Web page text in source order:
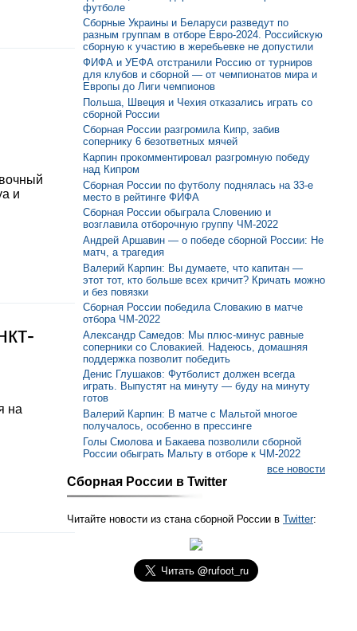
и
на
футболе
Сборные Украины и Беларуси разведут по
разным группам в отборе Евро-2024. Российскую
сборную к участию в жеребьевке не допустили
ФИФА и УЕФА отстранили Россию от турниров
для клубов и сборной — от чемпионатов мира и
Европы до Лиги чемпионов
Польша, Швеция и Чехия отказались играть со
сборной России
Сборная России разгромила Кипр, забив
сопернику 6 безответных мячей
Карпин прокомментировал разгромную победу
над Кипром
Сборная России по футболу поднялась на 33-е
место в рейтинге ФИФА
Сборная России обыграла Словению и
возглавила отборочную группу ЧМ-2022
Андрей Аршавин — о победе сборной России: Не
матч, а трагедия
Валерий Карпин: Вы думаете, что капитан —
этот тот, кто больше всех кричит? Кричать можно
и без повязки
Сборная России победила Словакию в матче
отбора ЧМ-2022
Александр Самедов: Мы плюс-минус равные
соперники со Словакией. Надеюсь, домашняя
поддержка позволит победить
Денис Глушаков: Футболист должен всегда
играть. Выпустят на минуту — буду на минуту
готов
Валерий Карпин: В матче с Мальтой многое
получалось, особенно в прессинге
Голы Смолова и Бакаева позволили сборной
России обыграть Мальту в отборе к ЧМ-2022
все новости
Сборная России в Twitter
Читайте новости из стана сборной России в Twitter: